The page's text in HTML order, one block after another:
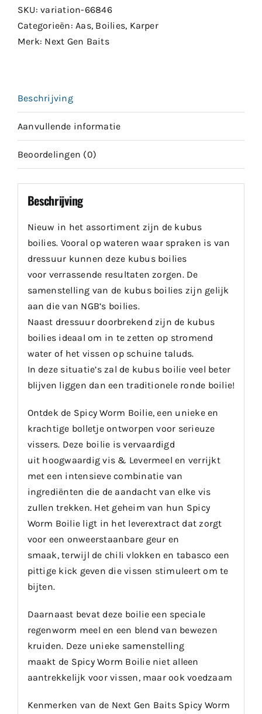
Kubus
15mm
aantal
SKU:variation-66846
Categorieën:Aas, Boilies, Karper
Merk: Next Gen Baits
Beschrijving
Aanvullende informatie
Beoordelingen (0)
Beschrijving
Nieuw in het assortiment zijn de kubus
boilies. Vooral op wateren waar spraken is van
dressuur kunnen deze kubus boilies
voor verrassende resultaten zorgen. De
samenstelling van de kubus boilies zijn gelijk
aan die van NGB’s boilies.
Naast dressuur doorbrekend zijn de kubus
boilies ideaal om in te zetten op stromend
water of het vissen op schuine taluds.
In deze situatie’s zal de kubus boilie veel beter
blijven liggen dan een traditionele ronde boilie!
Ontdek de Spicy Worm Boilie, een unieke en
krachtige bolletje ontworpen voor serieuze
vissers. Deze boilie is vervaardigd
uit hoogwaardig vis & Levermeel en verrijkt
met een intensieve combinatie van
ingrediënten die de aandacht van elke vis
zullen trekken. Het geheim van hun Spicy
Worm Boilie ligt in het leverextract dat zorgt
voor een onweerstaanbare geur en
smaak, terwijl de chili vlokken en tabasco een
pittige kick geven die vissen stimuleert om te
bijten.
Daarnaast bevat deze boilie een speciale
regenworm meel en een blend van bewezen
kruiden. Deze unieke samenstelling
maakt de Spicy Worm Boilie niet alleen
aantrekkelijk voor vissen, maar ook voedzaam
Kenmerken van de Next Gen Baits Spicy Worm